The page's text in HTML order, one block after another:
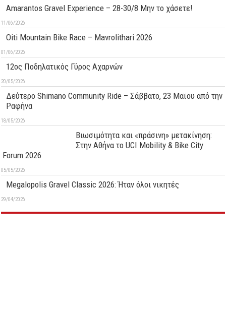
Amarantos Gravel Experience – 28-30/8 Μην το χάσετε!
11/06/2026
Oiti Mountain Bike Race – Mavrolithari 2026
01/06/2026
12ος Ποδηλατικός Γύρος Αχαρνών
20/05/2026
Δεύτερo Shimano Community Ride – Σάββατο, 23 Μαϊου από την
Ραφήνα
18/05/2026
Βιωσιμότητα και «πράσινη» μετακίνηση:
Στην Αθήνα το UCI Mobility & Bike City
Forum 2026
05/05/2026
Megalopolis Gravel Classic 2026: Ήταν όλοι νικητές
29/04/2026